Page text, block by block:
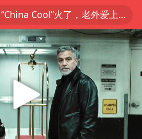
“China Cool”火了，老外爱上中国避暑游
名创优品一次性内裤 颜面尽失
四川宜宾3.4级地震
伊斯兰版北约来了吗
云南一地村民过火把节意外灼伤16人
中国父女泰国骑摩托车坠崖1死1伤
香港宏福苑火灾或由烟头引起